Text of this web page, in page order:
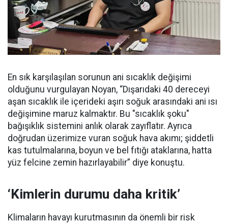
En sık karşılaşılan sorunun ani sıcaklık değişimi
olduğunu vurgulayan Noyan, “Dışarıdaki 40 dereceyi
aşan sıcaklık ile içerideki aşırı soğuk arasındaki ani ısı
değişimine maruz kalmaktır. Bu "sıcaklık şoku"
bağışıklık sistemini anlık olarak zayıflatır. Ayrıca
doğrudan üzerimize vuran soğuk hava akımı; şiddetli
kas tutulmalarına, boyun ve bel fıtığı ataklarına, hatta
yüz felcine zemin hazırlayabilir” diye konuştu.
‘Kimlerin durumu daha kritik’
Klimaların havayı kurutmasının da önemli bir risk